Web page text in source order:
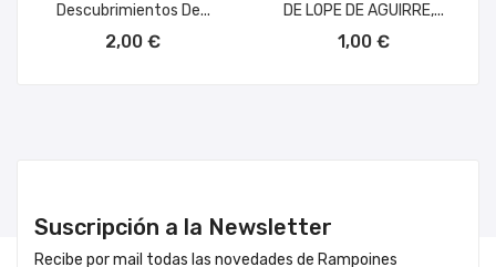
Descubrimientos De...
2,00 €
DE LOPE DE AGUIRRE,...
1,00 €
Suscripción a la Newsletter
Recibe por mail todas las novedades de Rampoines